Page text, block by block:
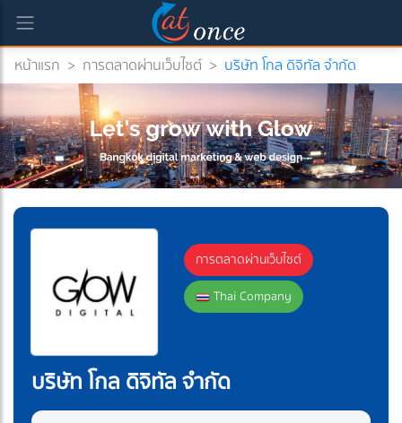
หน้าแรก > การตลาดผ่านเว็บไซต์ > บริษัท โกล ดิจิทัล จำกัด
การตลาดผ่านเว็บไซต์
Thai Company
บริษัท โกล ดิจิทัล จำกัด